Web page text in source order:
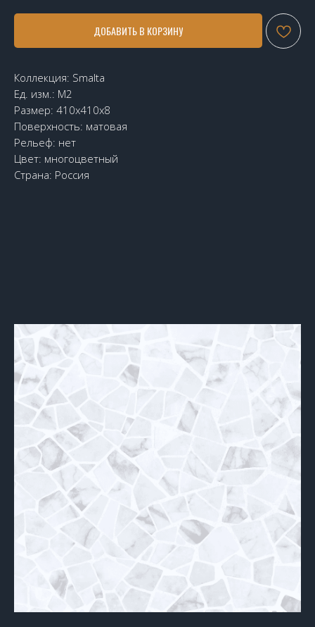
ДОБАВИТЬ В КОРЗИНУ
Коллекция: Smalta
Ед. изм.: М2
Размер: 410х410х8
Поверхность: матовая
Рельеф: нет
Цвет: многоцветный
Страна: Россия